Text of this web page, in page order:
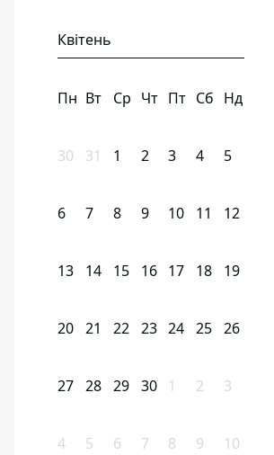
Квітень
Пн Вт Ср Чт Пт Сб Нд
30 31 1 2 3 4 5
6 7 8 9 10 11 12
13 14 15 16 17 18 19
20 21 22 23 24 25 26
27 28 29 30 1 2 3
4 5 6 7 8 9 10